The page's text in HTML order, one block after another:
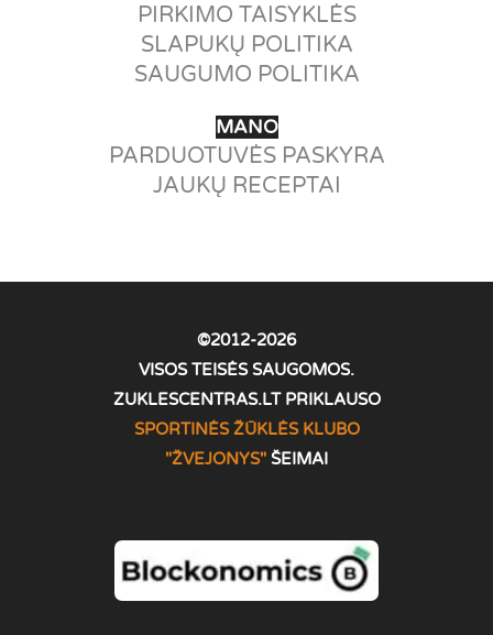
PIRKIMO TAISYKLĖS
SLAPUKŲ POLITIKA
SAUGUMO POLITIKA
MANO
PARDUOTUVĖS PASKYRA
JAUKŲ RECEPTAI
©2012-2026
VISOS TEISĖS SAUGOMOS.
ZUKLESCENTRAS.LT PRIKLAUSO
SPORTINĖS ŽŪKLĖS KLUBO
"ŽVEJONYS" ŠEIMAI